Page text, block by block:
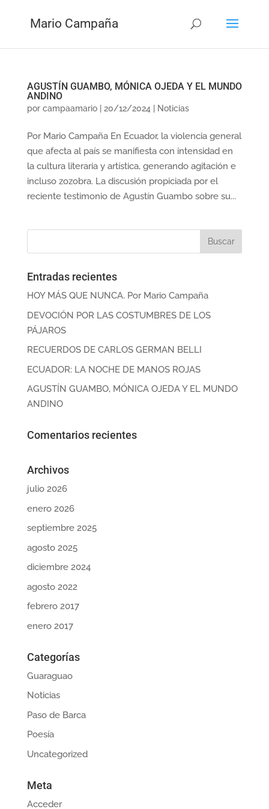
Mario Campaña
AGUSTÍN GUAMBO, MÓNICA OJEDA Y EL MUNDO
ANDINO
por campaamario| 20/12/2024 Noticias
Por Mario Campaña En Ecuador, la violencia general
que afecta al país se manifiesta con intensidad en
la cultura literaria y artística, generando agitación e
incluso zozobra. La discusión propiciada por el
reciente testimonio de Agustín Guambo sobre su...
Entradas recientes
HOY MÁS QUE NUNCA. Por Mario Campaña
DEVOCIÓN POR LAS COSTUMBRES DE LOS
PÁJAROS
RECUERDOS DE CARLOS GERMAN BELLI
ECUADOR: LA NOCHE DE MANOS ROJAS
AGUSTÍN GUAMBO, MÓNICA OJEDA Y EL MUNDO
ANDINO
Comentarios recientes
Archivos
julio 2026
enero 2026
septiembre 2025
agosto 2025
diciembre 2024
agosto 2022
febrero 2017
enero 2017
Categorías
Guaraguao
Noticias
Paso de Barca
Poesía
Uncategorized
Meta
Acceder